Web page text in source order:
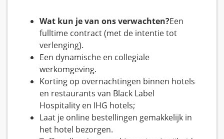
Wat kun je van ons verwachten?Een
fulltime contract (met de intentie tot
verlenging).
Een dynamische en collegiale
werkomgeving.
Korting op overnachtingen binnen hotels
en restaurants van Black Label
Hospitality en IHG hotels;
Laat je online bestellingen gemakkelijk in
het hotel bezorgen.